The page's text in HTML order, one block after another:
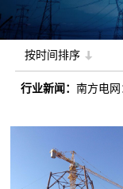
按时间排序
行业新闻： 国家电
行业新闻：南方电网
设施建设
行业新闻： 又一特